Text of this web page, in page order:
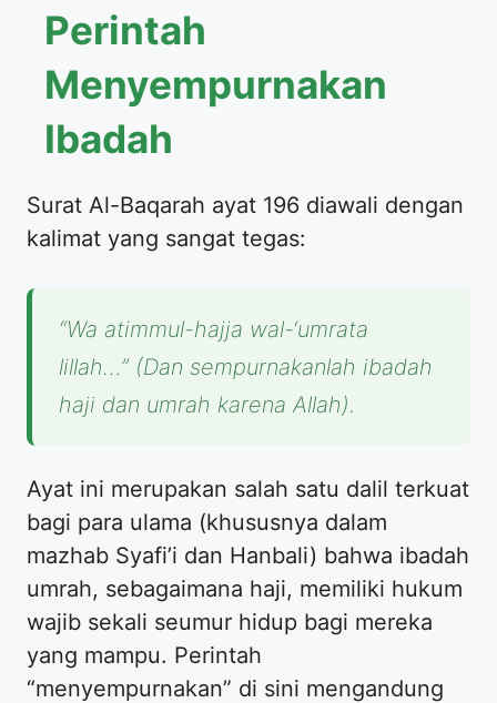
Perintah
Menyempurnakan
Ibadah
Surat Al-Baqarah ayat 196 diawali dengan
kalimat yang sangat tegas:
“Wa atimmul-hajja wal-‘umrata
lillah…” (Dan sempurnakanlah ibadah
haji dan umrah karena Allah).
Ayat ini merupakan salah satu dalil terkuat
bagi para ulama (khususnya dalam
mazhab Syafi’i dan Hanbali) bahwa ibadah
umrah, sebagaimana haji, memiliki hukum
wajib sekali seumur hidup bagi mereka
yang mampu. Perintah
“menyempurnakan” di sini mengandung